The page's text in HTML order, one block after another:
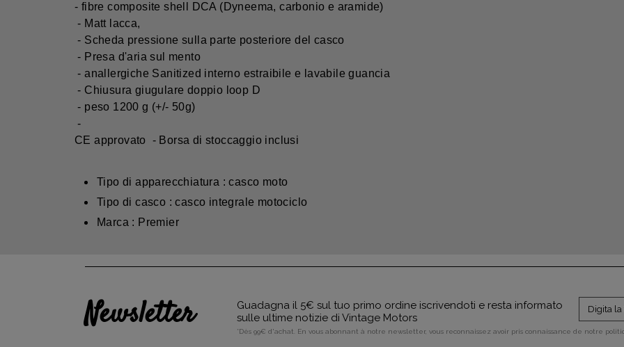
- fibre composite shell DCA (Dyneema, carbonio e aramide)
- Matt lacca,
- Scheda pressione sulla parte posteriore del casco
- Presa d'aria sul mento
- anallergiche Sanitized interno estraibile e lavabile guancia
- Chiusura giugulare doppio loop D
- peso 1200 g (+/- 50g)
-
CE approvato - Borsa di stoccaggio inclusi
Tipo di apparecchiatura : casco moto
Tipo di casco : casco integrale motociclo
Marca : Premier
Newsletter
Guadagna il 5€ sul tuo primo ordine iscrivendoti e resta informato
sulle ultime notizie di Vintage Motors
*Dès 99€ d'achat. En vous abonnant à notre newsletter, vous reconnaissez avoir pris connaissance de notre